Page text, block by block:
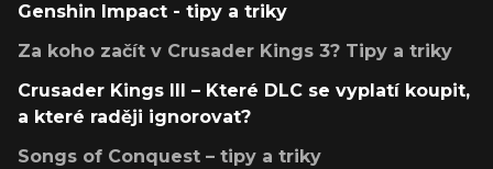
Genshin Impact - tipy a triky
Za koho začít v Crusader Kings 3? Tipy a triky
Crusader Kings III – Které DLC se vyplatí koupit,
a které raději ignorovat?
Songs of Conquest – tipy a triky